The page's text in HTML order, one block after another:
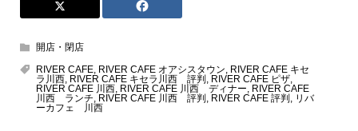
開店・閉店
RIVER CAFE, RIVER CAFE オアシスタウン, RIVER CAFE キセ
ラ川西, RIVER CAFE キセラ川西 評判 , RIVER CAFE ピザ,
RIVER CAFE 川西, RIVER CAFE 川西 ディナー, RIVER CAFE
川西 ランチ, RIVER CAFE 川西 評判 , RIVER CAFE 評判 , リバ
ーカフェ 川西